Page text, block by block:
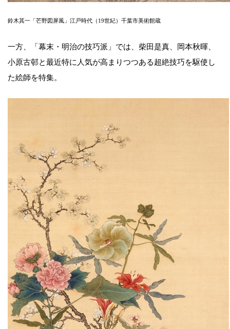
鈴木其一「芒野図屏風」江戸時代（19世紀）千葉市美術館蔵
一方、「幕末・明治の技巧派」では、柴田是真、岡本秋暉、
小原古邨と最近特に人気が高まりつつある超絶技巧を駆使し
た絵師を特集。